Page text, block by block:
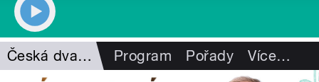
Česká dvanáctka Program Pořady Více…